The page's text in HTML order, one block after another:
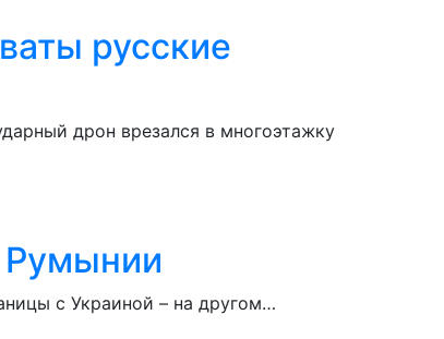
русские
дрон врезался в многоэтажку
Румынии
с Украиной – на другом…